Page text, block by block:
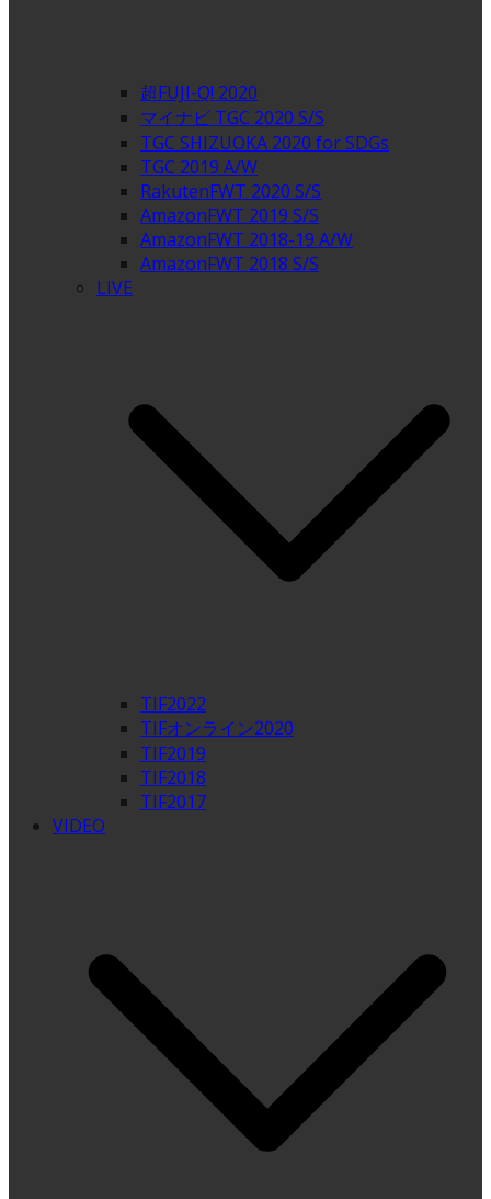
超FUJI-Q! 2020
マイナビ TGC 2020 S/S
TGC SHIZUOKA 2020 for SDGs
TGC 2019 A/W
RakutenFWT 2020 S/S
AmazonFWT 2019 S/S
AmazonFWT 2018-19 A/W
AmazonFWT 2018 S/S
LIVE
TIF2022
TIFオンライン2020
TIF2019
TIF2018
TIF2017
VIDEO